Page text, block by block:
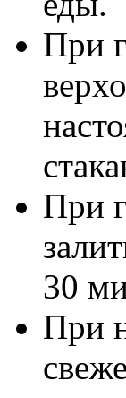
При
При
30
При